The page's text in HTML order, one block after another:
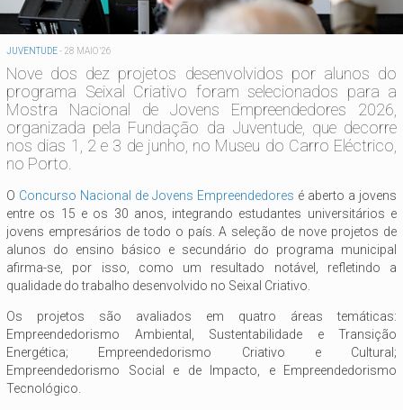
JUVENTUDE- 28 MAIO '26
Nove dos dez projetos desenvolvidos por alunos do
programa Seixal Criativo foram selecionados para a
Mostra Nacional de Jovens Empreendedores 2026,
organizada pela Fundação da Juventude, que decorre
nos dias 1, 2 e 3 de junho, no Museu do Carro Eléctrico,
no Porto.
O Concurso Nacional de Jovens Empreendedores é aberto a jovens
entre os 15 e os 30 anos, integrando estudantes universitários e
jovens empresários de todo o país. A seleção de nove projetos de
alunos do ensino básico e secundário do programa municipal
afirma-se, por isso, como um resultado notável, refletindo a
qualidade do trabalho desenvolvido no Seixal Criativo.
Os projetos são avaliados em quatro áreas temáticas:
Empreendedorismo Ambiental, Sustentabilidade e Transição
Energética; Empreendedorismo Criativo e Cultural;
Empreendedorismo Social e de Impacto, e Empreendedorismo
Tecnológico.